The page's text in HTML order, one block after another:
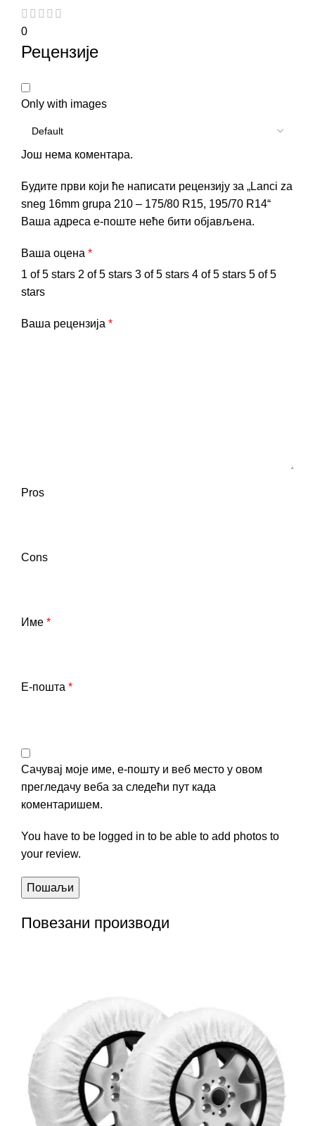
0
Рецензије
Only with images
Још нема коментара.
Будите први који ће написати рецензију за „Lanci za
sneg 16mm grupa 210 – 175/80 R15, 195/70 R14“
Ваша адреса е-поште неће бити објављена.
Ваша оцена *
1 of 5 stars 2 of 5 stars 3 of 5 stars 4 of 5 stars 5 of 5
stars
Ваша рецензија *
Pros
Cons
Име *
Е-пошта *
Сачувај моје име, е-пошту и веб место у овом
прегледачу веба за следећи пут када
коментаришем.
You have to be logged in to be able to add photos to
your review.
Повезани производи